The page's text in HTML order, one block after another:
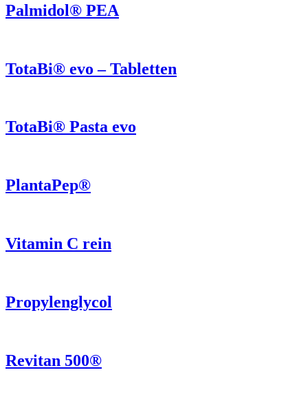
Palmidol® PEA
TotaBi® evo – Tabletten
TotaBi® Pasta evo
PlantaPep®
Vitamin C rein
Propylenglycol
Revitan 500®